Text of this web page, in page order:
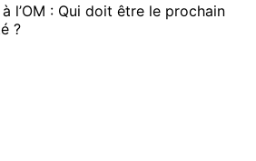
l’OM : Qui doit être le prochain
?